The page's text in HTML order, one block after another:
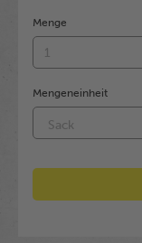
Menge
Mengeneinheit